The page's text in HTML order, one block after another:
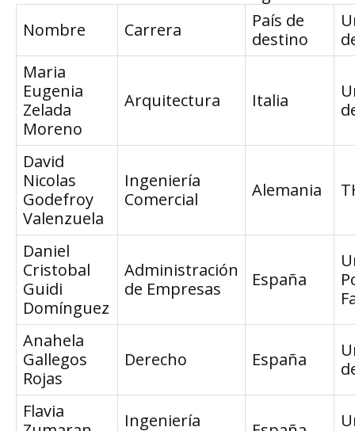
Nombre
Carrera
País de
destino
Maria
Eugenia
Zelada
Moreno
Arquitectura Italia
David
Nicolas
Godefroy
Valenzuela
Ingeniería
Comercial
Alemania
Daniel
Cristobal
Guidi
Domínguez
Administración
de Empresas
España
Anahela
Gallegos
Rojas
Derecho España
Flavia
Ingeniería